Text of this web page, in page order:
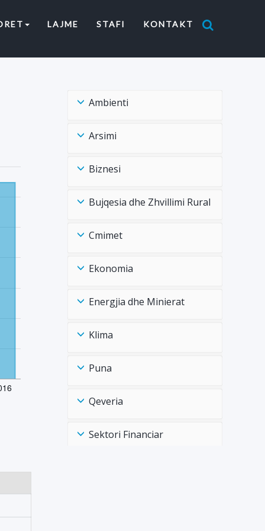
LAJME STAFI KONTAKT
Ambienti
Arsimi
Biznesi
Bujqesia dhe Zhvillimi Rural
Cmimet
Ekonomia
Energjia dhe Minierat
Klima
Puna
Qeveria
Sektori Financiar